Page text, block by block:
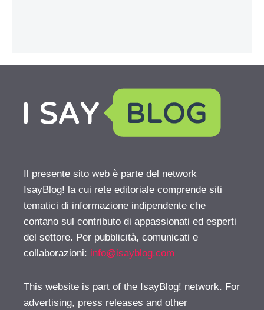
Il presente sito web è parte del network
IsayBlog! la cui rete editoriale comprende siti
tematici di informazione indipendente che
contano sul contributo di appassionati ed esperti
del settore. Per pubblicità, comunicati e
collaborazioni: info@isayblog.com
This website is part of the IsayBlog! network. For
advertising, press releases and other